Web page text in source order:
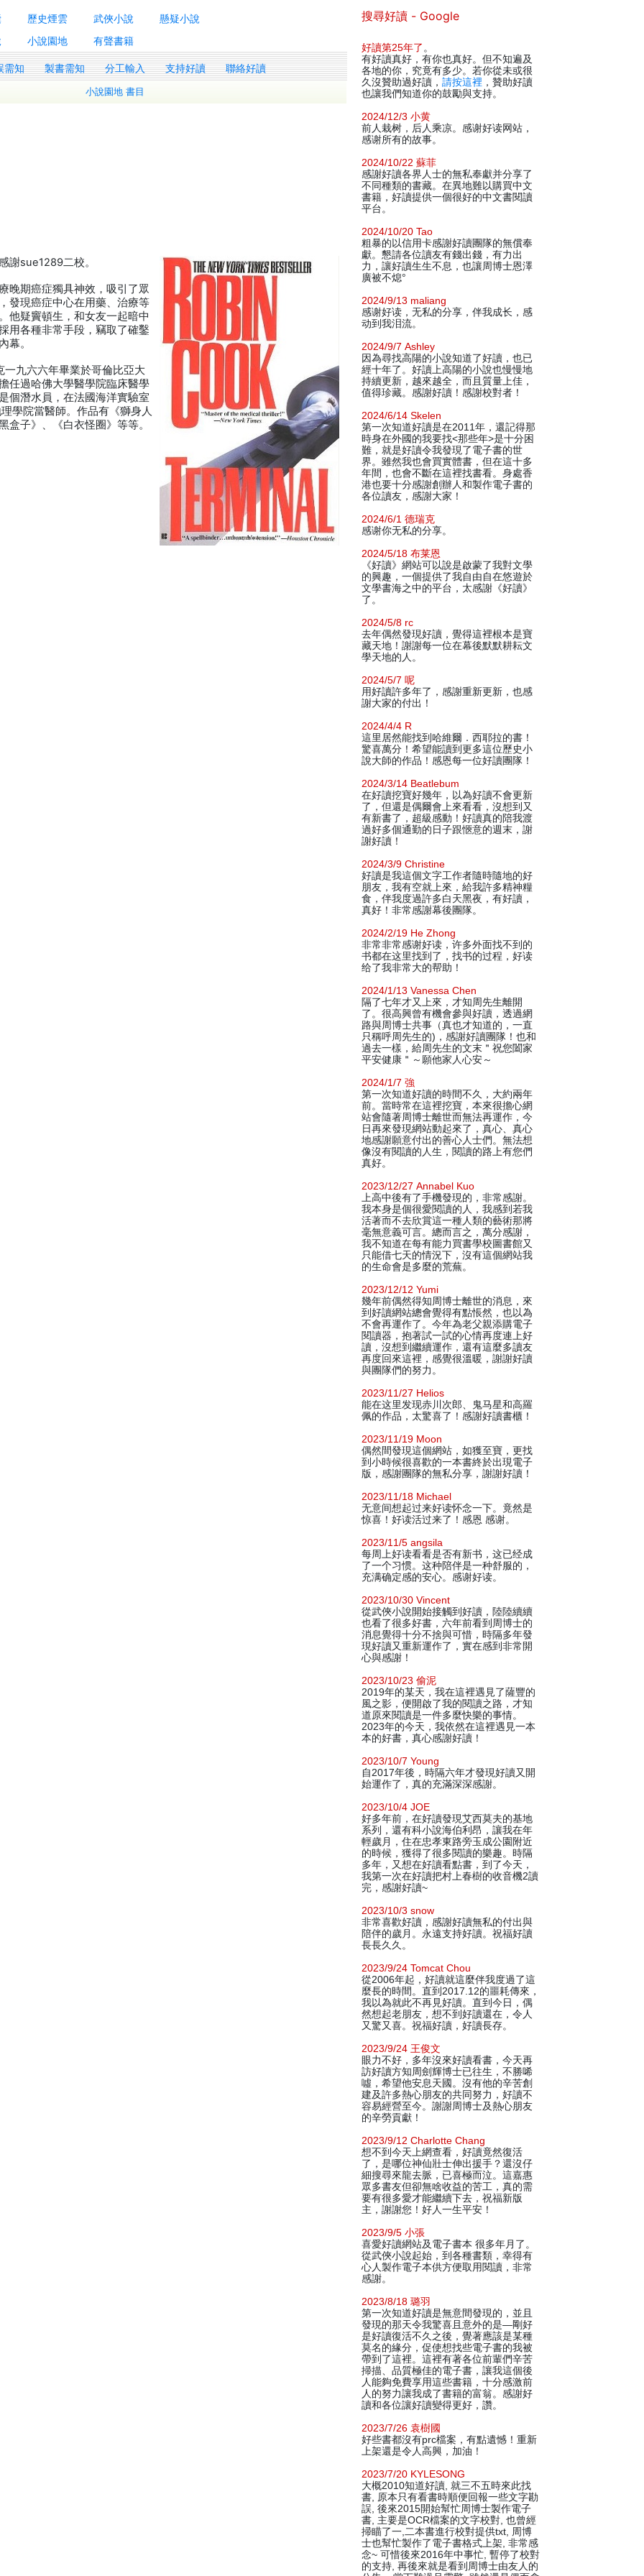
歷史煙雲 武俠小說
懸疑小說
小說園地 有聲書籍
需知 製書需知 分工輸入 支持好讀 聯絡好讀
小說園地 書目
謝sue1289二校。
晚期癌症獨具神效，吸引了眾
發現癌症中心在用藥、治療等
他疑竇頓生，和女友一起暗中
用各種非常手段，竊取了確鑿
幕。
一九六六年畢業於哥倫比亞大
任過哈佛大學醫學院臨床醫學
個潛水員，在法國海洋實驗室
學院當醫師。作品有《獅身人
盒子》、《白衣怪圈》等等。
搜尋好讀 - Google
好讀第25年了 。
有好讀真好，有你也真好。但不知遍及
各地的你，究竟有多少。若你從未或很
久沒贊助過好讀， 請按這裡 ，贊助好讀
也讓我們知道你的鼓勵與支持。
2024/12/3 小黄
前人栽树，后人乘凉。感谢好读网站，
感谢所有的故事。
2024/10/22 蘇菲
感謝好讀各界人士的無私奉獻并分享了
不同種類的書藏。在異地難以購買中文
書籍，好讀提供一個很好的中文書閱讀
平台。
2024/10/20 Tao
粗暴的以信用卡感謝好讀團隊的無償奉
獻。懇請各位讀友有錢出錢，有力出
力，讓好讀生生不息，也讓周博士恩澤
廣被不熄°
2024/9/13 maliang
感谢好读，无私的分享，伴我成长，感
动到我泪流。
2024/9/7 Ashley
因為尋找高陽的小說知道了好讀，也已
經十年了。好讀上高陽的小說也慢慢地
持續更新，越來越全，而且質量上佳，
值得珍藏。感謝好讀！感謝校對者！
2024/6/14 Skelen
第一次知道好讀是在2011年，還記得那
時身在外國的我要找<那些年>是十分困
難，就是好讀令我發現了電子書的世
界。雖然我也會買實體書，但在這十多
年間，也會不斷在這裡找書看。身處香
港也要十分感謝創辦人和製作電子書的
各位讀友，感謝大家！
2024/6/1 德瑞克
感谢你无私的分享。
2024/5/18 布莱恩
《好讀》網站可以說是啟蒙了我對文學
的興趣，一個提供了我自由自在悠遊於
文學書海之中的平台，太感謝《好讀》
了。
2024/5/8 rc
去年偶然發現好讀，覺得這裡根本是寶
藏天地！謝謝每一位在幕後默默耕耘文
學天地的人。
2024/5/7 呢
用好讀許多年了，感謝重新更新，也感
謝大家的付出！
2024/4/4 R
這里居然能找到哈維爾．西耶拉的書！
驚喜萬分！希望能讀到更多這位歷史小
說大師的作品！感恩每一位好讀團隊！
2024/3/14 Beatlebum
在好讀挖寶好幾年，以為好讀不會更新
了，但還是偶爾會上來看看，沒想到又
有新書了，超級感動！好讀真的陪我渡
過好多個通勤的日子跟愜意的週末，謝
謝好讀！
2024/3/9 Christine
好讀是我這個文字工作者隨時隨地的好
朋友，我有空就上來，給我許多精神糧
食，伴我度過許多白天黑夜，有好讀，
真好！非常感謝幕後團隊。
2024/2/19 He Zhong
非常非常感谢好读，许多外面找不到的
书都在这里找到了，找书的过程，好读
给了我非常大的帮助！
2024/1/13 Vanessa Chen
隔了七年才又上來，才知周先生離開
了。很高興曾有機會參與好讀，透過網
路與周博士共事（真也才知道的，一直
只稱呼周先生的)，感謝好讀團隊！也和
過去一樣，給周先生的文末＂祝您闔家
平安健康＂～願他家人心安～
2024/1/7 強
第一次知道好讀的時間不久，大約兩年
前。當時常在這裡挖寶，本來很擔心網
站會隨著周博士離世而無法再運作，今
日再來發現網站動起來了，真心、真心
地感謝願意付出的善心人士們。無法想
像沒有閱讀的人生，閱讀的路上有您們
真好。
2023/12/27 Annabel Kuo
上高中後有了手機發現的，非常感謝。
我本身是個很愛閱讀的人，我感到若我
活著而不去欣賞這一種人類的藝術那將
毫無意義可言。總而言之，萬分感謝，
我不知道在每有能力買書學校圖書館又
只能借七天的情況下，沒有這個網站我
的生命會是多麼的荒蕪。
2023/12/12 Yumi
幾年前偶然得知周博士離世的消息，來
到好讀網站總會覺得有點悵然，也以為
不會再運作了。今年為老父親添購電子
閱讀器，抱著試一試的心情再度連上好
讀，沒想到繼續運作，還有這麼多讀友
再度回來這裡，感覺很溫暖，謝謝好讀
與團隊們的努力。
2023/11/27 Helios
能在这里发现赤川次郎、鬼马星和高羅
佩的作品，太驚喜了！感謝好讀書櫃！
2023/11/19 Moon
偶然間發現這個網站，如獲至寶，更找
到小時候很喜歡的一本書終於出現電子
版，感謝團隊的無私分享，謝謝好讀！
2023/11/18 Michael
无意间想起过来好读怀念一下。竟然是
惊喜！好读活过来了！感恩 感谢。
2023/11/5 angsila
每周上好读看看是否有新书，这已经成
了一个习惯。这种陪伴是一种舒服的，
充满确定感的安心。感谢好读。
2023/10/30 Vincent
從武俠小說開始接觸到好讀，陸陸續續
也看了很多好書，六年前看到周博士的
消息覺得十分不捨與可惜，時隔多年發
現好讀又重新運作了，實在感到非常開
心與感謝！
2023/10/23 偷泥
2019年的某天，我在這裡遇見了薩豐的
風之影，便開啟了我的閱讀之路，才知
道原來閱讀是一件多麼快樂的事情。
2023年的今天，我依然在這裡遇見一本
本的好書，真心感謝好讀！
2023/10/7 Young
自2017年後，時隔六年才發現好讀又開
始運作了，真的充滿深深感謝。
2023/10/4 JOE
好多年前，在好讀發現艾西莫夫的基地
系列，還有科小說海伯利昂，讓我在年
輕歲月，住在忠孝東路旁玉成公園附近
的時候，獲得了很多閱讀的樂趣。時隔
多年，又想在好讀看點書，到了今天，
我第一次在好讀把村上春樹的收音機2讀
完，感謝好讀~
2023/10/3 snow
非常喜歡好讀，感謝好讀無私的付出與
陪伴的歲月。永遠支持好讀。祝福好讀
長長久久。
2023/9/24 Tomcat Chou
從2006年起，好讀就這麼伴我度過了這
麼長的時間。直到2017.12的噩耗傳來，
我以為就此不再見好讀。直到今日，偶
然想起老朋友，想不到好讀還在，令人
又驚又喜。祝福好讀，好讀長存。
2023/9/24 王俊文
眼力不好，多年沒來好讀看書，今天再
訪好讀方知周劍輝博士已往生，不勝唏
噓，希望他安息天國。沒有他的辛苦創
建及許多熱心朋友的共同努力，好讀不
容易經營至今。謝謝周博士及熱心朋友
的辛勞貢獻！
2023/9/12 Charlotte Chang
想不到今天上網查看，好讀竟然復活
了，是哪位神仙壯士伸出援手？還沒仔
細搜尋來龍去脈，已喜極而泣。這嘉惠
眾多書友但卻無啥收益的苦工，真的需
要有很多愛才能繼續下去，祝福新版
主，謝謝您！好人一生平安！
2023/9/5 小張
喜愛好讀網站及電子書本 很多年月了。
從武俠小說起始，到各種書類，幸得有
心人製作電子本供方便取用閱讀，非常
感謝。
2023/8/18 璐羽
第一次知道好讀是無意間發現的，並且
發現的那天令我驚喜且意外的是—剛好
是好讀復活不久之後，覺著應該是某種
莫名的緣分，促使想找些電子書的我被
帶到了這裡。這裡有著各位前輩們辛苦
掃描、品質極佳的電子書，讓我這個後
人能夠免費享用這些書籍，十分感激前
人的努力讓我成了書籍的富翁。感謝好
讀和各位讓好讀變得更好，讚。
2023/7/26 袁樹國
好些書都沒有prc檔案，有點遺憾！重新
上架還是令人高興，加油！
2023/7/20 KYLESONG
大概2010知道好讀, 就三不五時來此找
書, 原本只有看書時順便回報一些文字勘
誤, 後來2015開始幫忙周博士製作電子
書, 主要是OCR檔案的文字校對, 也曾經
掃瞄了一,二本書進行校對提供txt, 周博
士也幫忙製作了電子書格式上架, 非常感
念~ 可惜後來2016年中事忙, 暫停了校對
的支持, 再後來就是看到周博士由友人的